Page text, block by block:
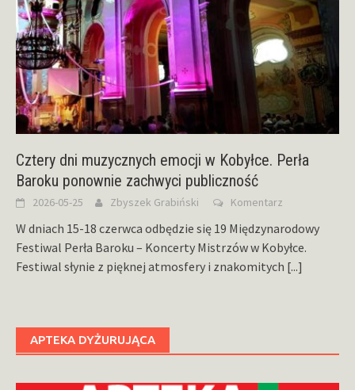
Cztery dni muzycznych emocji w Kobyłce. Perła
Baroku ponownie zachwyci publiczność
2026-05-25 Zbyszek Grabiński Komentarz
W dniach 15-18 czerwca odbędzie się 19 Międzynarodowy
Festiwal Perła Baroku – Koncerty Mistrzów w Kobyłce.
Festiwal słynie z pięknej atmosfery i znakomitych [...]
APTEKA DYŻURUJĄCA